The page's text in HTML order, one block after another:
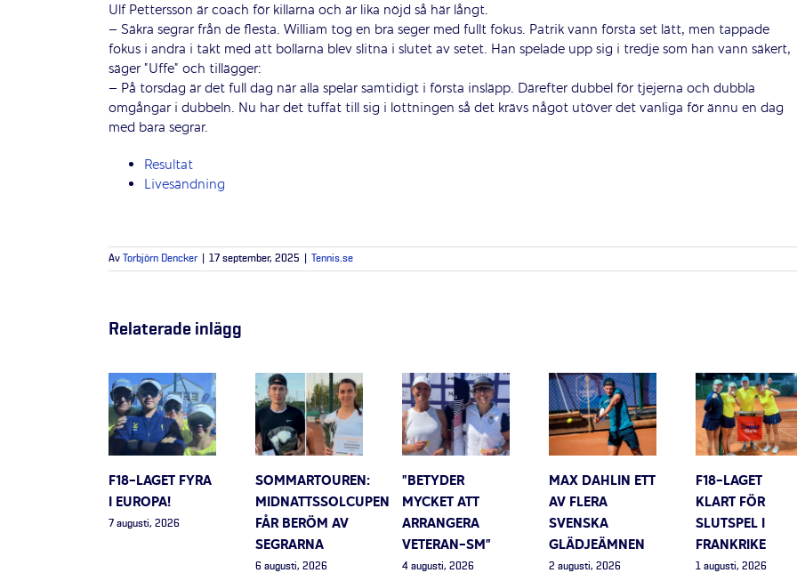
Ulf Pettersson är coach för killarna och är lika nöjd så här långt.
– Säkra segrar från de flesta. William tog en bra seger med fullt fokus. Patrik vann första set lätt, men tappade
fokus i andra i takt med att bollarna blev slitna i slutet av setet. Han spelade upp sig i tredje som han vann säkert,
säger ”Uffe” och tillägger:
– På torsdag är det full dag när alla spelar samtidigt i första insläpp. Därefter dubbel för tjejerna och dubbla
omgångar i dubbeln. Nu har det tuffat till sig i lottningen så det krävs något utöver det vanliga för ännu en dag
med bara segrar.
Resultat
Livesändning
Av Torbjörn Dencker 17 september, 2025 Tennis.se
Relaterade inlägg
F18-LAGET FYRA
I EUROPA!
7 augusti, 2026
SOMMARTOUREN:
MIDNATTSSOLCUPEN
FÅR BERÖM AV
SEGRARNA
6 augusti, 2026
”BETYDER
MYCKET ATT
ARRANGERA
VETERAN-SM”
4 augusti, 2026
MAX DAHLIN ETT
AV FLERA
SVENSKA
GLÄDJEÄMNEN
2 augusti, 2026
F18-LAGET
KLART FÖR
SLUTSPEL I
FRANKRIKE
1 augusti, 2026